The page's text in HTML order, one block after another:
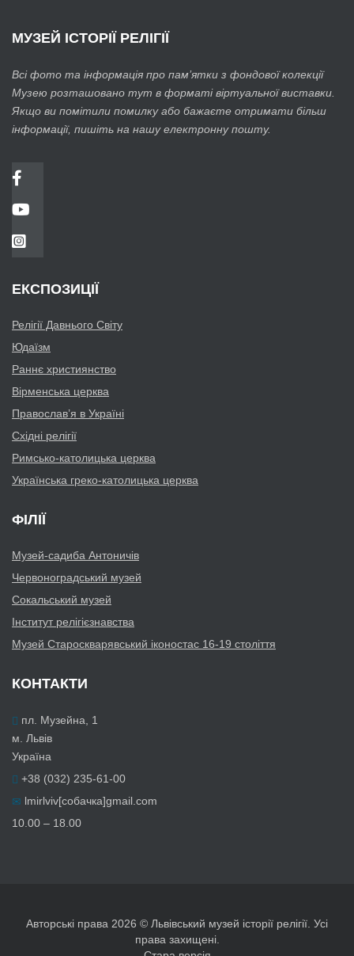
МУЗЕЙ ІСТОРІЇ РЕЛІГІЇ
Всі фото та інформація про пам’ятки з фондової колекції
Музею розташовано тут в форматі віртуальної виставки.
Якщо ви помітили помилку або бажаєте отримати більш
інформації, пишіть на нашу електронну пошту.
ЕКСПОЗИЦІЇ
Релігії Давнього Світу
Юдаїзм
Раннє християнство
Вірменська церква
Православ’я в Україні
Східні релігії
Римсько-католицька церква
Українська греко-католицька церква
ФІЛІЇ
Музей-садиба Антоничів
Червоноградський музей
Сокальський музей
Інститут релігієзнавства
Музей Староскварявський іконостас 16-19 cтоліття
КОНТАКТИ
пл. Музейна, 1
м. Львів
Україна
+38 (032) 235-61-00
lmirlviv[собачка]gmail.com
10.00 – 18.00
Авторські права 2026 © Львівський музей історії релігії. Усі
права захищені.